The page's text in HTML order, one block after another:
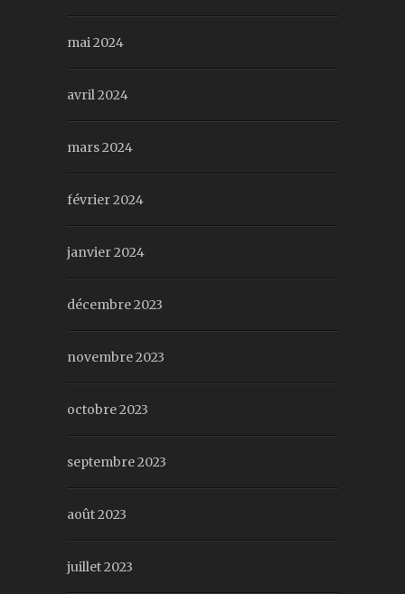
mai 2024
avril 2024
mars 2024
février 2024
janvier 2024
décembre 2023
novembre 2023
octobre 2023
septembre 2023
août 2023
juillet 2023